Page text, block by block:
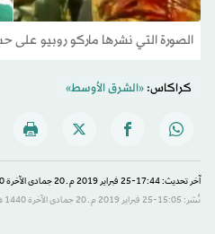
الصورة التي نشرها ماركو روبيو على
كراكاس:«الشرق الأوسط»
آخر تحديث: 17:44-25 فبراير 2019 م ـ 20 جمادى الآخرة 1440 هـ
نُشر: 15:05-25 فبراير 2019 م ـ 20 جمادى الآخرة 1440 هـ